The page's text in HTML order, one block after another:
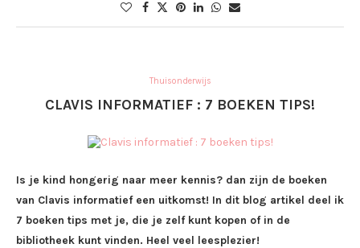
Thuisonderwijs
CLAVIS INFORMATIEF : 7 BOEKEN TIPS!
Is je kind hongerig naar meer kennis? dan zijn de boeken
van Clavis informatief een uitkomst! In dit blog artikel deel ik
7 boeken tips met je, die je zelf kunt kopen of in de
bibliotheek kunt vinden. Heel veel leesplezier!